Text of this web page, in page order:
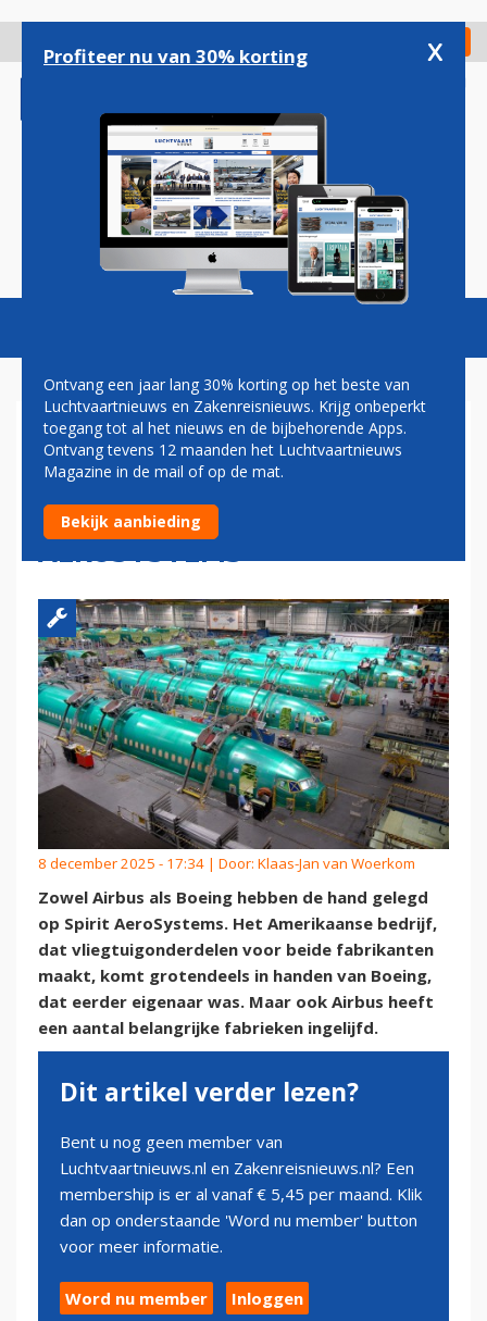
gaan
Check in
Magazine Podcasts Vacatures
AIRBUS EN BOEING
VERDELEN ACTIVITEITEN
VAN TOELEVERANCIER SPIRIT
AEROSYSTEMS
8 december 2025 - 17:34 | Door: Klaas-Jan van Woerkom
Zowel Airbus als Boeing hebben de hand gelegd
op Spirit AeroSystems. Het Amerikaanse bedrijf,
dat vliegtuigonderdelen voor beide fabrikanten
maakt, komt grotendeels in handen van Boeing,
dat eerder eigenaar was. Maar ook Airbus heeft
een aantal belangrijke fabrieken ingelijfd.
Dit artikel verder lezen?
Bent u nog geen member van
Luchtvaartnieuws.nl en Zakenreisnieuws.nl? Een
membership is er al vanaf € 5,45 per maand. Klik
dan op onderstaande 'Word nu member' button
voor meer informatie.
Word nu member Inloggen
Profiteer nu van 30% korting x
Ontvang een jaar lang 30% korting op het beste van
Luchtvaartnieuws en Zakenreisnieuws. Krijg onbeperkt
toegang tot al het nieuws en de bijbehorende Apps.
Ontvang tevens 12 maanden het Luchtvaartnieuws
Magazine in de mail of op de mat.
Bekijk aanbieding